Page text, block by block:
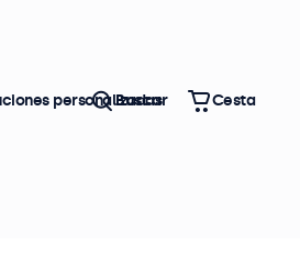
personalizadas
Buscar Cesta